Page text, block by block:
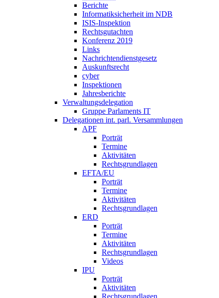
Berichte
Informatiksicherheit ­im NDB
ISIS-Inspektion
Rechtsgutachten
Konferenz 2019
Links
Nachrichtendienstgesetz
Auskunftsrecht
cyber
Inspektionen
Jahresberichte
Verwaltungsdelegation
Gruppe Parlaments IT
Delegationen int. parl. Versammlungen
APF
Porträt
Termine
Aktivitäten
Rechtsgrundlagen
EFTA/EU
Porträt
Termine
Aktivitäten
Rechtsgrundlagen
ERD
Porträt
Termine
Aktivitäten
Rechtsgrundlagen
Videos
IPU
Porträt
Aktivitäten